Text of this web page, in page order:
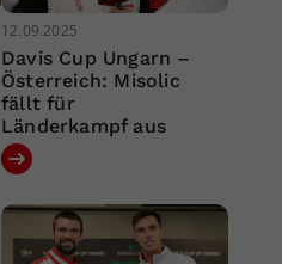
12.09.2025
Davis Cup Ungarn –
Österreich: Misolic
fällt für
Länderkampf aus